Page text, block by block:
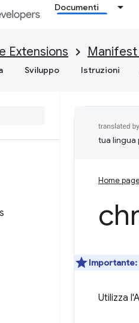
Documenti
Extensions Manifest
Sviluppo Istruzioni
tua lingua
Home
Importante:
Utilizza